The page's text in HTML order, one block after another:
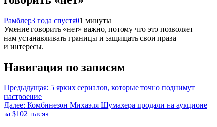
Рамблер3 года спустя01 минуты
Умение говорить «нет» важно, потому что это позволяет
нам устанавливать границы и защищать свои права
и интересы.
Навигация по записям
Предыдущая: 5 ярких сериалов, которые точно поднимут
настроение
Далее: Комбинезон Михаэля Шумахера продали на аукционе
за $102 тысяч